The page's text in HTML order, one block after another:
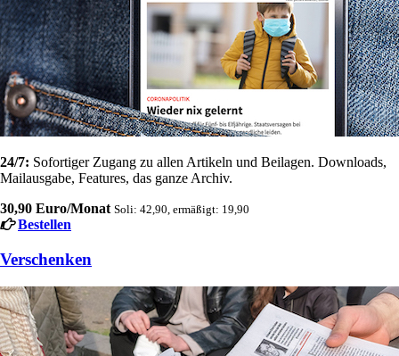
24/7: Sofortiger Zugang zu allen Artikeln und Beilagen. Downloads,
Mailausgabe, Features, das ganze Archiv.
30,90 Euro/Monat Soli: 42,90, ermäßigt: 19,90
Bestellen
Verschenken